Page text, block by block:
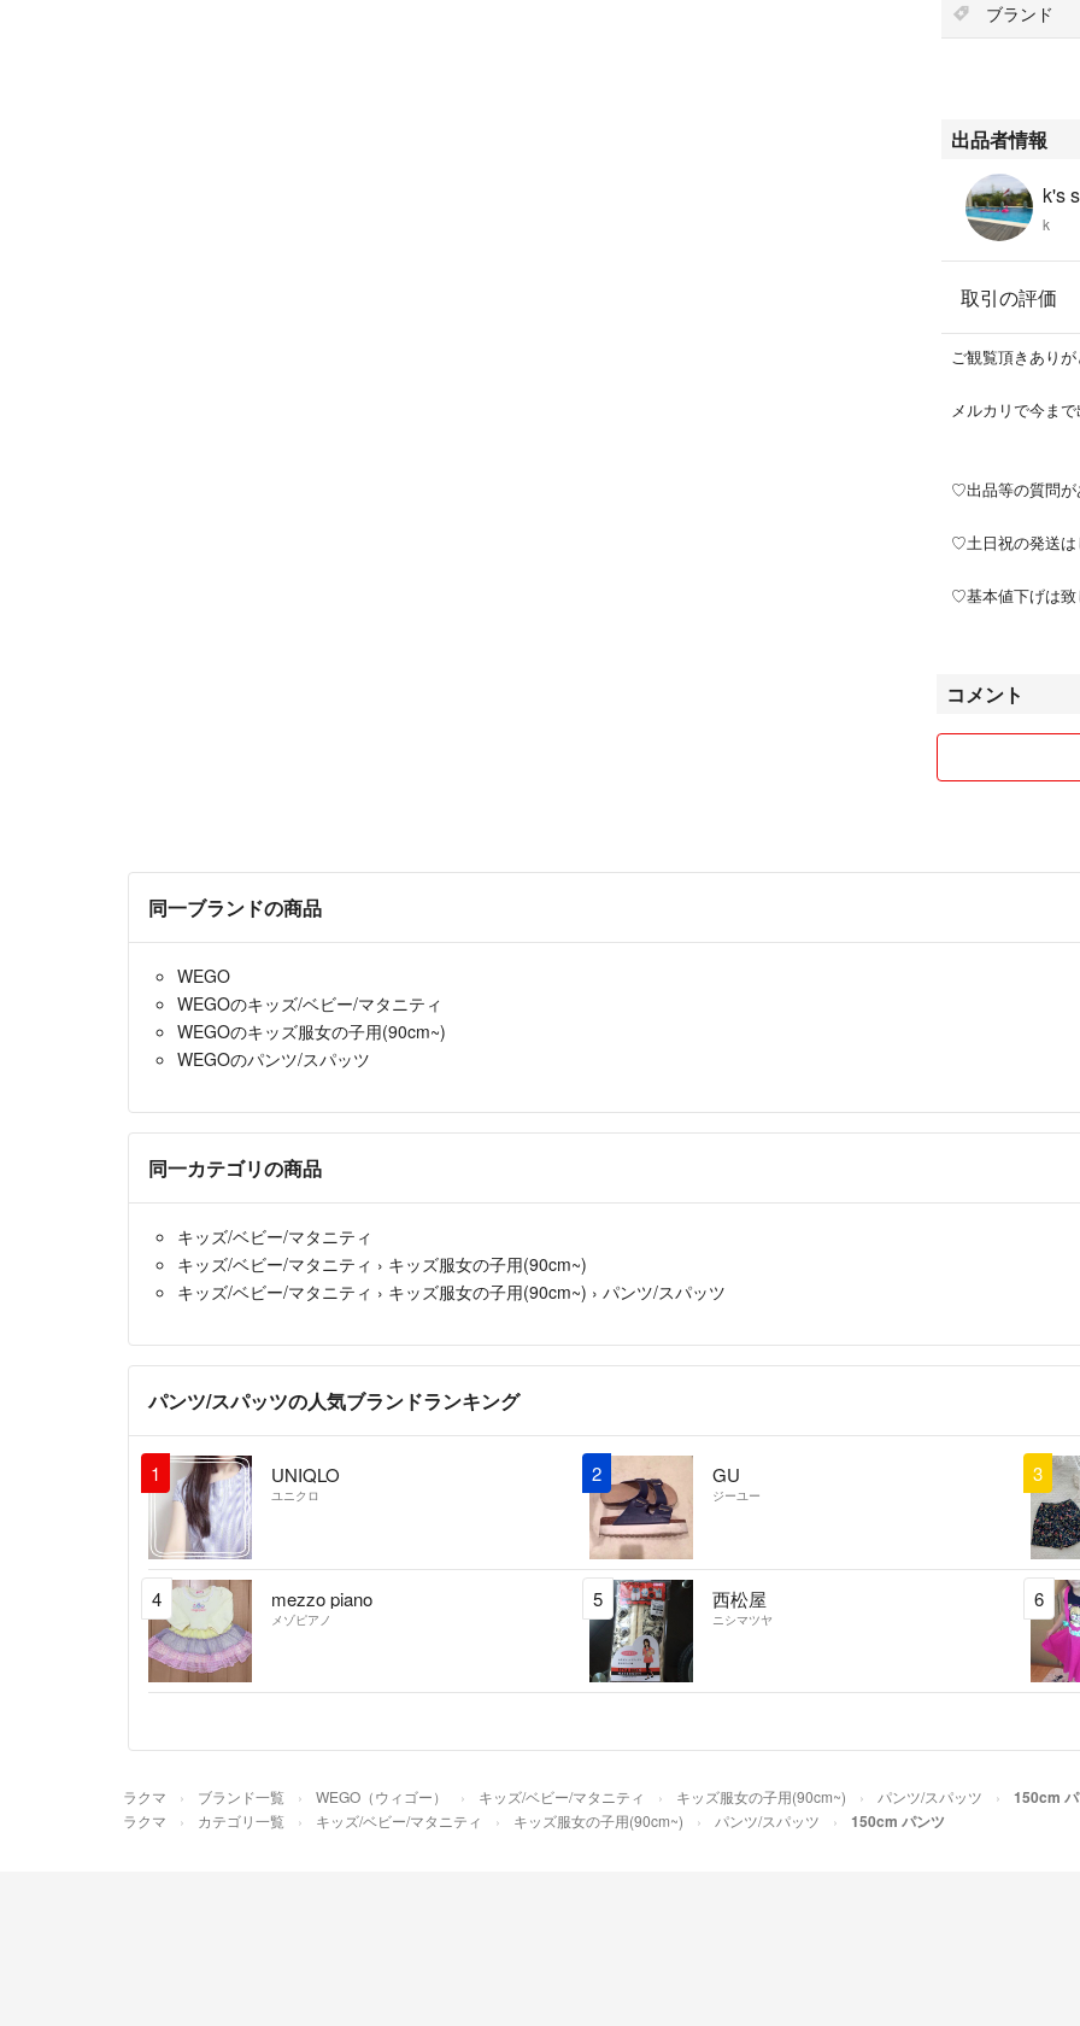
ブランド
出品者情報
k's
k
取引の評価
ご観覧頂きあり
メルカリで今ま
♡出品等の質問が
♡土日祝の発送は
♡基本値下げは致
♡普通郵便でお送
で、郵便事故な
それをご理解の
コメント
同一ブランドの商品
WEGO
WEGOのキッズ/ベビー/マタニティ
WEGOのキッズ服女の子用(90cm~)
WEGOのパンツ/スパッツ
同一カテゴリの商品
キッズ/ベビー/マタニティ
キッズ/ベビー/マタニティ › キッズ服女の子用(90cm~)
キッズ/ベビー/マタニティ › キッズ服女の子用(90cm~) › パンツ/スパッツ
パンツ/スパッツの人気ブランドランキング
1 UNIQLO
ユニクロ
2 GU
ジーユー
3
4 mezzo piano
メゾピアノ
5 西松屋
ニシマツヤ
6
ラクマ ブランド一覧 WEGO（ウィゴー） キッズ/ベビー/マタニティ キッズ服女の子用(90cm~) パンツ/スパッツ 150cm
ラクマ カテゴリ一覧 キッズ/ベビー/マタニティ キッズ服女の子用(90cm~) パンツ/スパッツ 150cm パンツ